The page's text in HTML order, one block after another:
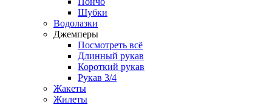
Шубки
Водолазки
Джемперы
Посмотреть всё
Длинный рукав
Короткий рукав
Рукав 3/4
Жакеты
Жилеты